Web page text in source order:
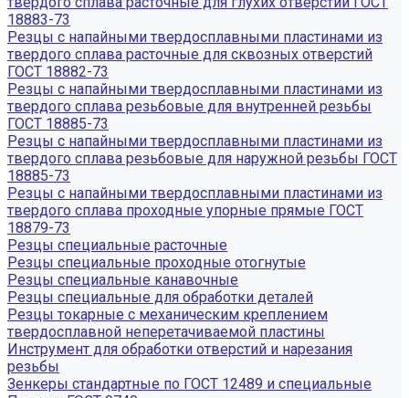
18883-73
Резцы с напайными твердосплавными пластинами из
твердого сплава расточные для сквозных отверстий
ГОСТ 18882-73
Резцы с напайными твердосплавными пластинами из
твердого сплава резьбовые для внутренней резьбы
ГОСТ 18885-73
Резцы с напайными твердосплавными пластинами из
твердого сплава резьбовые для наружной резьбы ГОСТ
18885-73
Резцы с напайными твердосплавными пластинами из
твердого сплава проходные упорные прямые ГОСТ
18879-73
Резцы специальные расточные
Резцы специальные проходные отогнутые
Резцы специальные канавочные
Резцы специальные для обработки деталей
Резцы токарные с механическим креплением
твердосплавной неперетачиваемой пластины
Инструмент для обработки отверстий и нарезания
резьбы
Зенкеры стандартные по ГОСТ 12489 и специальные